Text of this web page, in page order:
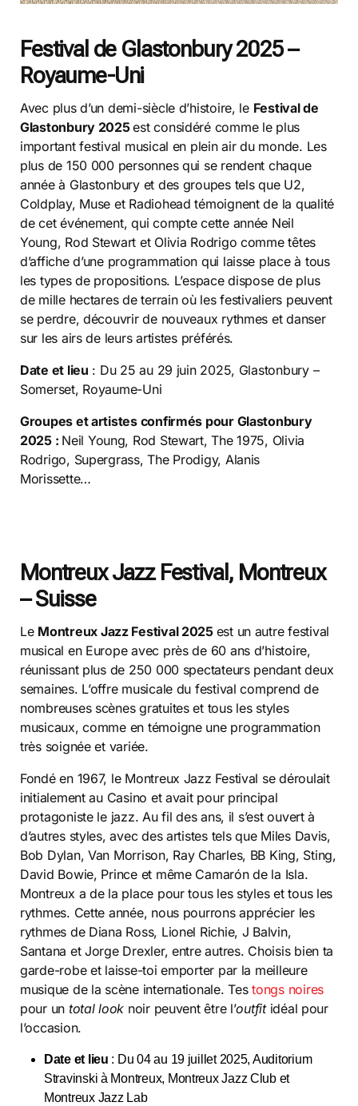
Festival de Glastonbury 2025 –
Royaume-Uni
Avec plus d’un demi-siècle d’histoire, le Festival de
Glastonbury 2025est considéré comme le plus
important festival musical en plein air du monde. Les
plus de 150 000 personnes qui se rendent chaque
année à Glastonbury et des groupes tels que U2,
Coldplay, Muse et Radiohead témoignent de la qualité
de cet événement, qui compte cette année Neil
Young, Rod Stewart et Olivia Rodrigo comme têtes
d’affiche d’une programmation qui laisse place à tous
les types de propositions. L’espace dispose de plus
de mille hectares de terrain où les festivaliers peuvent
se perdre, découvrir de nouveaux rythmes et danser
sur les airs de leurs artistes préférés.
Date et lieu : Du 25 au 29 juin 2025, Glastonbury –
Somerset, Royaume-Uni
Groupes et artistes confirmés pour Glastonbury
2025 : Neil Young, Rod Stewart, The 1975, Olivia
Rodrigo, Supergrass, The Prodigy, Alanis
Morissette…
Montreux Jazz Festival, Montreux
– Suisse
Le Montreux Jazz Festival 2025 est un autre festival
musical en Europe avec près de 60 ans d’histoire,
réunissant plus de 250 000 spectateurs pendant deux
semaines. L’offre musicale du festival comprend de
nombreuses scènes gratuites et tous les styles
musicaux, comme en témoigne une programmation
très soignée et variée.
Fondé en 1967, le Montreux Jazz Festival se déroulait
initialement au Casino et avait pour principal
protagoniste le jazz. Au fil des ans, il s’est ouvert à
d’autres styles, avec des artistes tels que Miles Davis,
Bob Dylan, Van Morrison, Ray Charles, BB King, Sting,
David Bowie, Prince et même Camarón de la Isla.
Montreux a de la place pour tous les styles et tous les
rythmes. Cette année, nous pourrons apprécier les
rythmes de Diana Ross, Lionel Richie, J Balvin,
Santana et Jorge Drexler, entre autres. Choisis bien ta
garde-robe et laisse-toi emporter par la meilleure
musique de la scène internationale. Testongs noires
pour un total look noir peuvent être l’outfit idéal pour
l’occasion.
Date et lieu : Du 04 au 19 juillet 2025, Auditorium
Stravinski à Montreux, Montreux Jazz Club et
Montreux Jazz Lab